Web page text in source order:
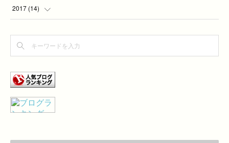
(7
(3
(2)
(1)
(1
(
(1)
(9)
2017 (14)
(
(7)